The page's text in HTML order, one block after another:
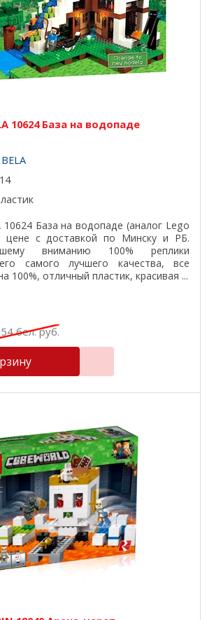
10624 База на водопаде
BELA
10624 База на водопаде (аналог Lego
цене с доставкой по Минску и РБ.
вниманию 100% реплики
самого лучшего качества, все
100%, отличный пластик, красивая ...
бел. руб.